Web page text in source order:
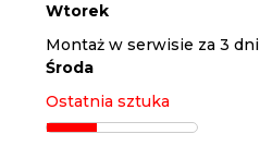
Wtorek
Montaż w serwisie za 3 dni
Środa
Ostatnia sztuka